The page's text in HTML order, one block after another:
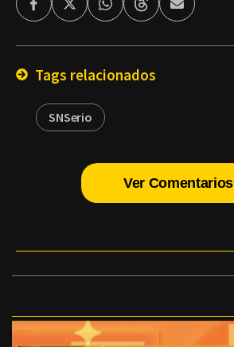
FacebookTwitterWhatsappThreadsEnviar
por
Tags relacionados
SNSerio
Ver Comentarios